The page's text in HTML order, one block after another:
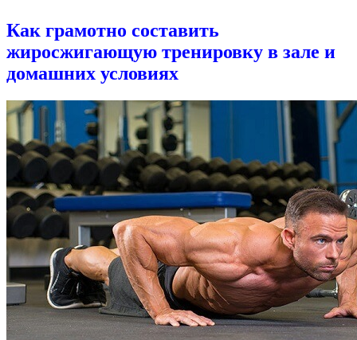
Как грамотно составить
жиросжигающую тренировку в зале и
домашних условиях